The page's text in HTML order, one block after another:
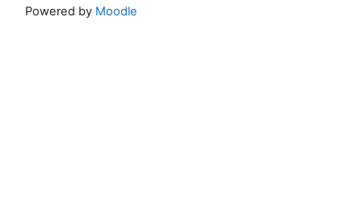
Powered by Moodle